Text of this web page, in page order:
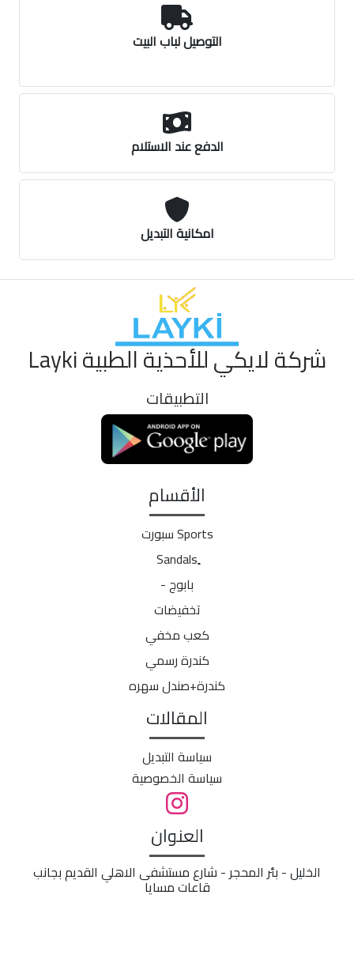
التوصيل لباب البيت
الدفع عند الاستلام
امكانية التبديل
شركة لايكي للأحذية الطبية Layki
التطبيقات
الأقسام
Sports سبورت
بابوج -
تخفيضات
كعب مخفي
كندرة رسمي
كندرة+صندل سهره
المقالات
سياسة التبديل
سياسة الخصوصية
العنوان
الخليل - بئر المحجر - شارع مستشفى الاهلي القديم بجانب
قاعات مسايا